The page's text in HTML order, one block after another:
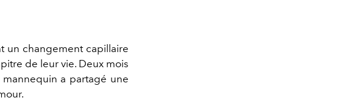
un changement capillaire
de leur vie. Deux mois
mannequin a partagé une